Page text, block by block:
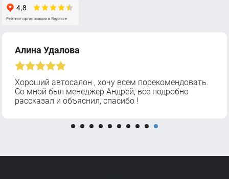
Алина Удалова
Хороший автосалон , хочу всем порекомендовать.
Со мной был менеджер Андрей, все подробно
рассказал и объяснил, спасибо !